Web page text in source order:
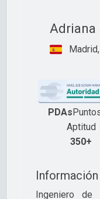
Adriana
PDAs
Aptitud
350+
Ingeniero de